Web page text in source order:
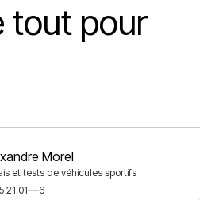
tout pour
Morel
et tests de véhicules sportifs
21:01 6